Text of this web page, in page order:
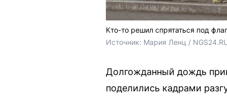
Кто-то решил спрятаться под
Источник: Мария Ленц /
Долгожданный дождь
поделились кадрами